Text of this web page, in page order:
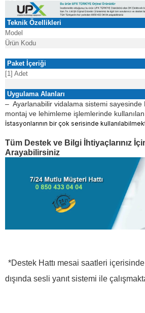
Teknik Özellikleri
Model
Ürün Kodu
Paket İçeriği
[1] Adet
Uygulama Alanları
– Ayarlanabilir vidalama sistemi sayesinde
montaj ve lehimleme işlemlerinde kullanılan
İstasyonlarının bir çok serisinde
Tüm Destek ve Bilgi İhtiyaçlarınız
Arayabilirsiniz
*Destek Hattı mesai saatleri
dışında sesli yanıt sistemi ile